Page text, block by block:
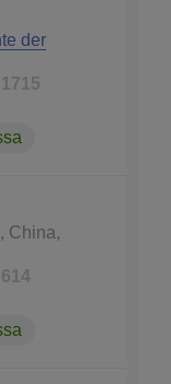
der
1715
China,
614